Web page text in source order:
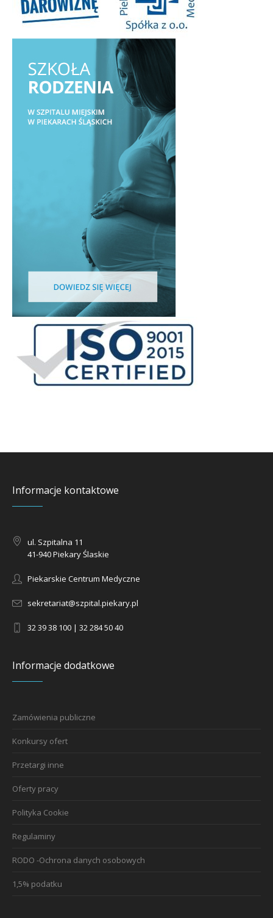
Informacje kontaktowe
ul. Szpitalna 11
41-940 Piekary Ślaskie
Piekarskie Centrum Medyczne
sekretariat@szpital.piekary.pl
32 39 38 100 | 32 284 50 40
Informacje dodatkowe
Zamówienia publiczne
Konkursy ofert
Przetargi inne
Oferty pracy
Polityka Cookie
Regulaminy
RODO -Ochrona danych osobowych
1,5% podatku